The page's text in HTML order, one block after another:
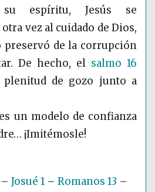
espíritu, Jesús se
vez al cuidado de Dios,
preservó de la corrupción
De hecho, el salmo 16
de gozo junto a
un modelo de confianza
¡Imitémosle!
– Josué 1 – Romanos 13 –